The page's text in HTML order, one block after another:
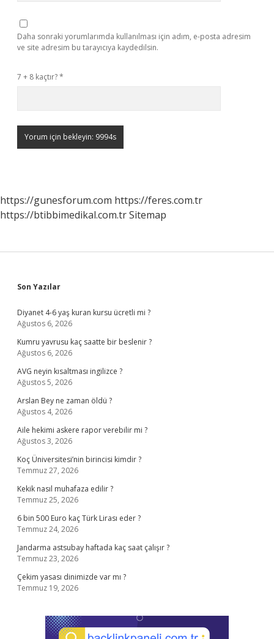
Daha sonraki yorumlarımda kullanılması için adım, e-posta adresim
ve site adresim bu tarayıcıya kaydedilsin.
7 + 8 kaçtır?*
https://gunesforum.com https://feres.com.tr
https://btibbimedikal.com.trSitemap
Sidebar
Son Yazılar
Diyanet 4-6 yaş kuran kursu ücretli mi ?
Ağustos 6, 2026
Kumru yavrusu kaç saatte bir beslenir ?
Ağustos 6, 2026
AVG neyin kısaltması ingilizce ?
Ağustos 5, 2026
Arslan Bey ne zaman öldü ?
Ağustos 4, 2026
Aile hekimi askere rapor verebilir mi ?
Ağustos 3, 2026
Koç Üniversitesi’nin birincisi kimdir ?
Temmuz 27, 2026
Kekik nasıl muhafaza edilir ?
Temmuz 25, 2026
6 bin 500 Euro kaç Türk Lirası eder ?
Temmuz 24, 2026
Jandarma astsubay haftada kaç saat çalışır ?
Temmuz 23, 2026
Çekim yasası dinimizde var mı ?
Temmuz 19, 2026